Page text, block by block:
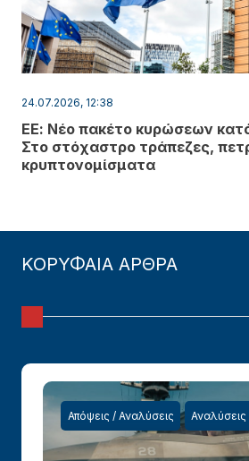
24.07.2026, 12:38
ΕΕ: Νέο πακέτο κυρώσεων
Στο στόχαστρο τράπεζες,
κρυπτονομίσματα
ΚΟΡΥΦΑΙΑ ΑΡΘΡΑ
Απόψεις / Αναλύσεις